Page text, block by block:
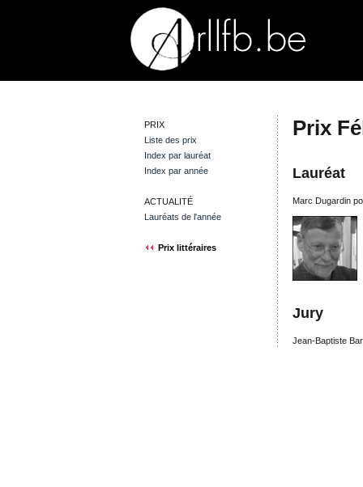
PRIX
Liste des prix
Index par lauréat
Index par année
ACTUALITÉ
Lauréats de l'année
Prix littéraires
Prix
Lauréat
Marc Dugardin
Jury
Jean-Baptiste